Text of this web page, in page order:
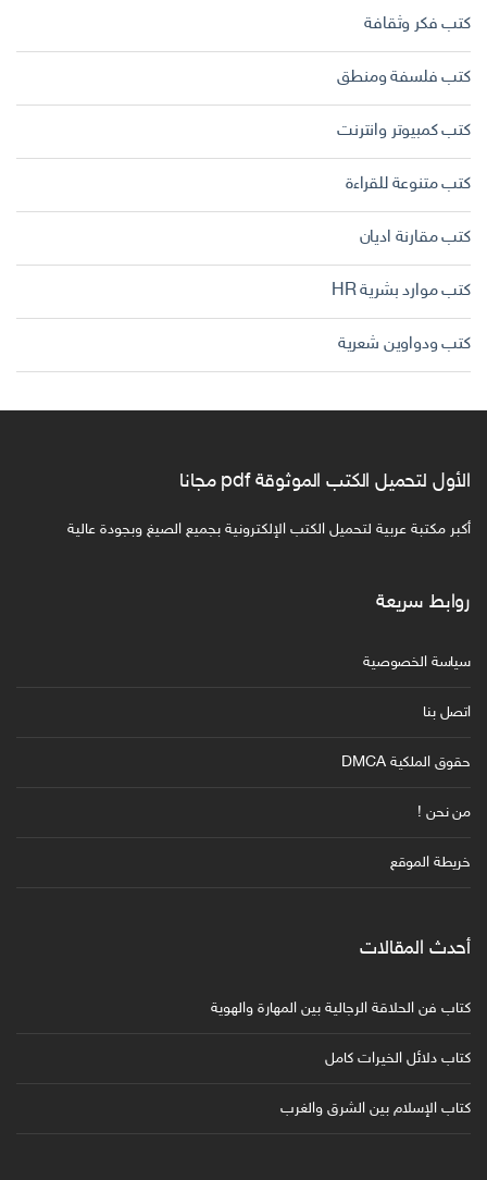
كتب فكر وثقافة
كتب فلسفة ومنطق
كتب كمبيوتر وانترنت
كتب متنوعة للقراءة
كتب مقارنة اديان
كتب موارد بشرية HR
كتب ودواوين شعرية
الأول لتحميل الكتب الموثوقة pdf مجانا
أكبر مكتبة عربية لتحميل الكتب الإلكترونية بجميع الصيغ وبجودة عالية
روابط سريعة
سياسة الخصوصية
اتصل بنا
حقوق الملكية DMCA
من نحن !
خريطة الموقع
أحدث المقالات
كتاب فن الحلاقة الرجالية بين المهارة والهوية
كتاب دلائل الخيرات كامل
كتاب الإسلام بين الشرق والغرب